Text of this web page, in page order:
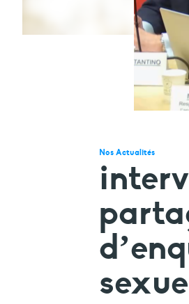
Nos Actualités